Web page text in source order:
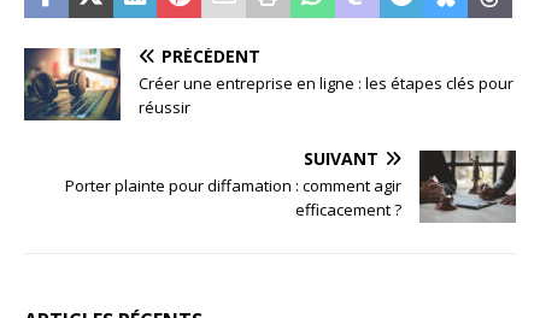
PRÉCÉDENT
Créer une entreprise en ligne : les étapes clés pour
réussir
SUIVANT
Porter plainte pour diffamation : comment agir
efficacement ?